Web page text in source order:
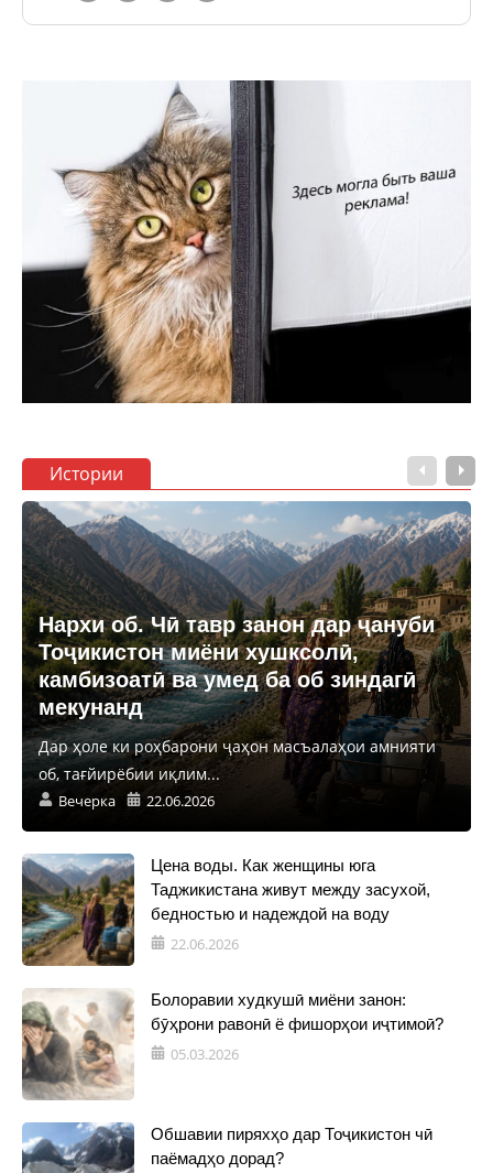
Истории
Нархи об. Чӣ тавр занон дар ҷануби
Тоҷикистон миёни хушксолӣ,
камбизоатӣ ва умед ба об зиндагӣ
мекунанд
Дар ҳоле ки роҳбарони ҷаҳон масъалаҳои амнияти
об, тағйирёбии иқлим...
Вечерка 22.06.2026
Цена воды. Как женщины юга
Таджикистана живут между засухой,
бедностью и надеждой на воду
22.06.2026
Болоравии худкушӣ миёни занон:
бӯҳрони равонӣ ё фишорҳои иҷтимоӣ?
05.03.2026
Обшавии пиряхҳо дар Тоҷикистон чӣ
паёмадҳо дорад?